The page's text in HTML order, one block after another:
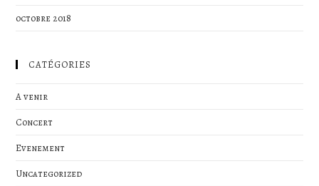
octobre 2018
CATÉGORIES
A venir
Concert
Evenement
Uncategorized